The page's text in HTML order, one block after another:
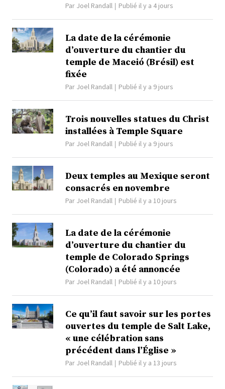
Par Joel Randall Publié il y a 4 jours
La date de la cérémonie
d’ouverture du chantier du
temple de Maceió (Brésil) est
fixée
Par Joel Randall Publié il y a 9 jours
Trois nouvelles statues du Christ
installées à Temple Square
Par Joel Randall Publié il y a 9 jours
Deux temples au Mexique seront
consacrés en novembre
Par Joel Randall Publié il y a 10 jours
La date de la cérémonie
d’ouverture du chantier du
temple de Colorado Springs
(Colorado) a été annoncée
Par Joel Randall Publié il y a 10 jours
Ce qu’il faut savoir sur les portes
ouvertes du temple de Salt Lake,
« une célébration sans
précédent dans l’Église »
Par Joel Randall Publié il y a 13 jours